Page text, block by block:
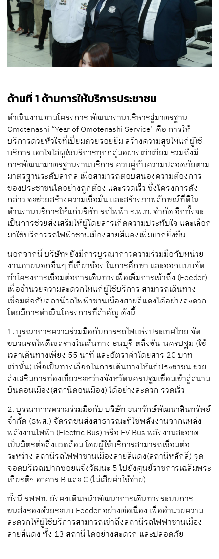
ด้านที่ 1 ด้านการให้บริการประชาชน
ดำเนินงานตามโครงการ พัฒนางานบริหารสู่มาตรฐาน
Omotenashi “Year of Omotenashi Service” คือ การให้
บริการด้วยหัวใจที่เปี่ยมด้วยรอยยิ้ม สร้างความสุขให้แก่ผู้ใช้
บริการ เอาใจใส่ผู้ใช้บริการทุกกลุ่มอย่างเท่าเทียม รวมถึงมี
การพัฒนามาตรฐานงานบริการ ควบคู่กับความปลอดภัยตาม
มาตรฐานระดับสากล เพื่อสามารถตอบสนองความต้องการ
ของประชาชนได้อย่างถูกต้อง และรวดเร็ว ซึ่งโครงการดัง
กล่าว จะช่วยสร้างความเชื่อมั่น และสร้างภาพลักษณ์ที่ดีใน
ด้านงานบริการให้แก่บริษัท รถไฟฟ้า ร.ฟ.ท. จำกัด อีกทั้งจะ
เป็นการช่วยส่งเสริมให้ผู้โดยสารเกิดความประทับใจ และเลือก
มาใช้บริการรถไฟฟ้าชานเมืองสายสีแดงเพิ่มมากยิ่งขึ้น
นอกจากนี้ บริษัทฯยังมีการบูรณาการความร่วมมือกับหน่วย
งานภายนอกอื่นๆ ที่เกี่ยวข้อง ในการศึกษา และออกแบบจัด
ทำโครงการเชื่อมต่อการเดินทางเพื่อเพิ่มการเข้าถึง (Feeder)
เพื่ออำนวยความสะดวกให้แก่ผู้ใช้บริการ สามารถเดินทาง
เชื่อมต่อกับสถานีรถไฟฟ้าชานเมืองสายสีแดงได้อย่างสะดวก
โดยมีการดำเนินโครงการที่สำคัญ ดังนี้
1. บูรณาการความร่วมมือกับการรถไฟแห่งประเทศไทย จัด
ขบวนรถไฟดีเซลรางในเส้นทาง ธนบุรี-ตลิ่งชัน-นครปฐม (ใช้
เวลาเดินทางเพียง 55 นาที และอัตราค่าโดยสาร 20 บาท
เท่านั้น) เพื่อเป็นทางเลือกในการเดินทางให้แก่ประชาชน ช่วย
ส่งเสริมการท่องเที่ยวระหว่างจังหวัดนครปฐมเชื่อมเข้าสู่สนาม
บินดอนเมือง(สถานีดอนเมือง) ได้อย่างสะดวก รวดเร็ว
2. บูรณาการความร่วมมือกับ บริษัท ธนารักษ์พัฒนาสินทรัพย์
จำกัด (ธพส.) จัดรถขนส่งสาธารณะที่ใช้พลังงานจากแหล่ง
พลังงานไฟฟ้า (Electric Bus) หรือ EV Bus พลังงานสะอาด
เป็นมิตรต่อสิ่งแวดล้อม โดยผู้ใช้บริการสามารถเชื่อมต่อ
ระหว่าง สถานีรถไฟฟ้าชานเมืองสายสีแดง(สถานีหลักสี่) จุด
จอดบริเวณปากซอยแจ้งวัฒนะ 5 ไปยังศูนย์ราชการเฉลิมพระ
เกียรติฯ อาคาร B และ C (ไม่เสียค่าใช้จ่าย)
ทั้งนี้ รฟฟท. ยังคงเดินหน้าพัฒนาการเดินทางระบบการ
ขนส่งรองด้วยระบบ Feeder อย่างต่อเนื่อง เพื่ออำนวยความ
สะดวกให้ผู้ใช้บริการสามารถเข้าถึงสถานีรถไฟฟ้าชานเมือง
สายสีแดง ทั้ง 13 สถานี ได้อย่างสะดวก และปลอดภัย